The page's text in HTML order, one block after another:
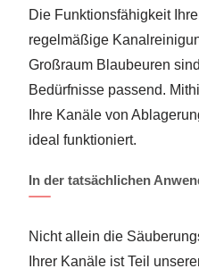
Die Funktionsfähigkeit
regelmäßige
Großraum Blaubeuren
Bedürfnisse passend.
Ihre Kanäle von
ideal funktioniert.
In der tatsächlichen
Nicht allein die
Ihrer Kanäle ist Teil